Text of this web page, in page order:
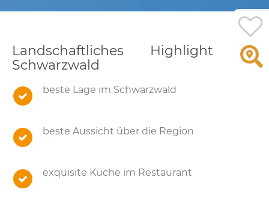
Landschaftliches Highlight im
Schwarzwald
beste Lage im Schwarzwald
beste Aussicht über die Region
exquisite Küche im Restaurant